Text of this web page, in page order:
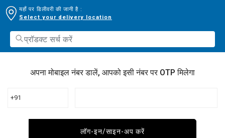
यहाँ पर डिलीवरी की जानी है :
Select your delivery location
अपना मोबाइल नंबर डालें, आपको इसी नंबर पर OTP मिलेगा
+91
लॉग-इन/साइन-अप करें